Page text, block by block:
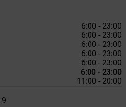
6:00 - 23:00
6:00 - 23:00
6:00 - 23:00
6:00 - 23:00
6:00 - 23:00
6:00 - 23:00
11:00 - 20:00